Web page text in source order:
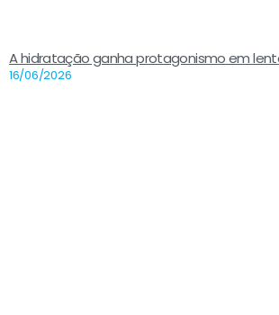
A hidratação ganha protagonismo em
16/06/2026